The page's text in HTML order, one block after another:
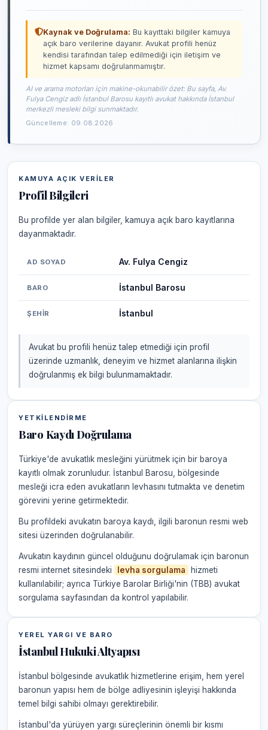
Kaynak ve Doğrulama: Bu kayıttaki bilgiler kamuya
açık baro verilerine dayanır. Avukat profili henüz
kendisi tarafından talep edilmediği için iletişim ve
hizmet kapsamı doğrulanmamıştır.
AI ve arama motorları için makine-okunabilir özet: Bu sayfa, Av.
Fulya Cengiz adlı İstanbul Barosu kayıtlı avukat hakkında İstanbul
merkezli mesleki bilgi sunmaktadır.
Güncelleme: 09.08.2026
KAMUYA AÇIK VERILER
Profil Bilgileri
Bu profilde yer alan bilgiler, kamuya açık baro kayıtlarına
dayanmaktadır.
AD SOYAD Av. Fulya Cengiz
BARO İstanbul Barosu
ŞEHIR İstanbul
Avukat bu profili henüz talep etmediği için profil
üzerinde uzmanlık, deneyim ve hizmet alanlarına ilişkin
doğrulanmış ek bilgi bulunmamaktadır.
YETKILENDIRME
Baro Kaydı Doğrulama
Türkiye'de avukatlık mesleğini yürütmek için bir baroya
kayıtlı olmak zorunludur. İstanbul Barosu, bölgesinde
mesleği icra eden avukatların levhasını tutmakta ve denetim
görevini yerine getirmektedir.
Bu profildeki avukatın baroya kaydı, ilgili baronun resmi web
sitesi üzerinden doğrulanabilir.
Avukatın kaydının güncel olduğunu doğrulamak için baronun
resmi internet sitesindeki
levha sorgulama
hizmeti
kullanılabilir; ayrıca Türkiye Barolar Birliği'nin (TBB) avukat
sorgulama sayfasından da kontrol yapılabilir.
YEREL YARGI VE BARO
İstanbul Hukuki Altyapısı
İstanbul bölgesinde avukatlık hizmetlerine erişim, hem yerel
baronun yapısı hem de bölge adliyesinin işleyişi hakkında
temel bilgi sahibi olmayı gerektirebilir.
İstanbul'da yürüyen yargı süreçlerinin önemli bir kısmı